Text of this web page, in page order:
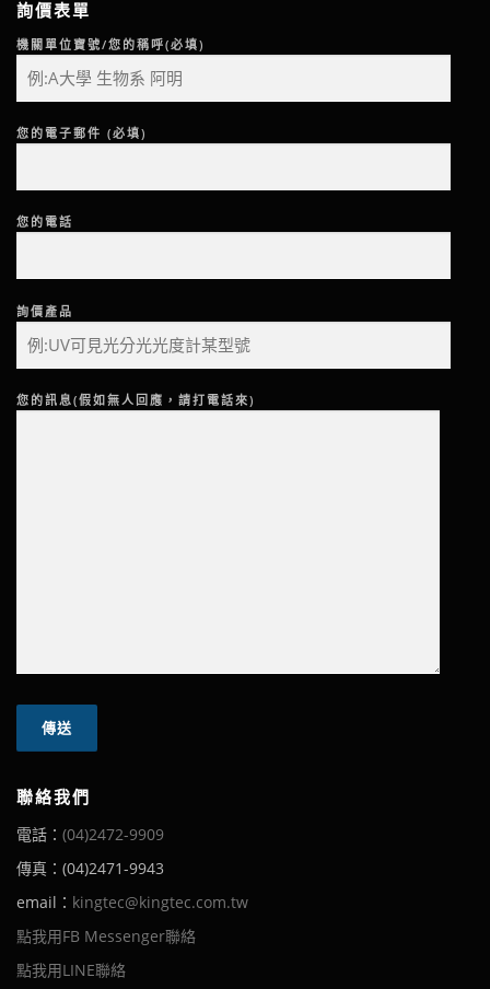
詢價表單
機關單位寶號/您的稱呼(必填)
您的電子郵件 (必填)
您的電話
詢價產品
您的訊息(假如無人回應，請打電話來)
聯絡我們
電話： (04)2472-9909
傳真：(04)2471-9943
email： kingtec@kingtec.com.tw
點我用FB Messenger聯絡
點我用LINE聯絡